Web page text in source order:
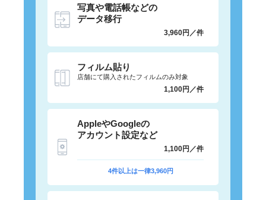
写真や電話帳などの
データ移行
3,960円／件
フィルム貼り
店舗にて購入されたフィルムのみ対象
1,100円／件
AppleやGoogleの
アカウント設定など
1,100円／件
4件以上は一律3,960円